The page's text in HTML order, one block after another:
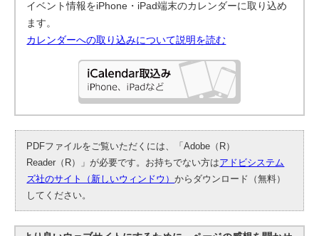
イベント情報をiPhone・iPad端末のカレンダーに取り込め
ます。
カレンダーへの取り込みについて説明を読む
PDFファイルをご覧いただくには、「Adobe（R）
Reader（R）」が必要です。お持ちでない方はアドビシステム
ズ社のサイト（新しいウィンドウ）からダウンロード（無料）
してください。